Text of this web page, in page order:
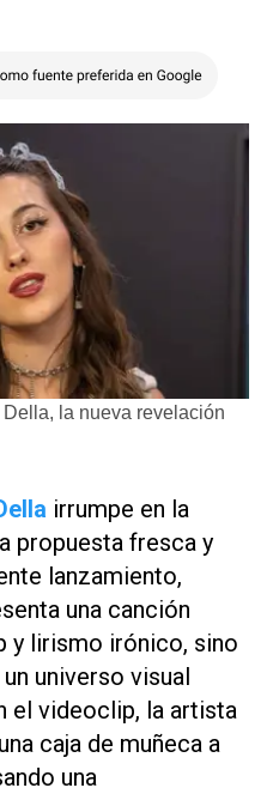
la nueva revelación
irrumpe en la
propuesta fresca y
lanzamiento,
una canción
y lirismo irónico, sino
universo visual
el videoclip, la artista
caja de muñeca a
una